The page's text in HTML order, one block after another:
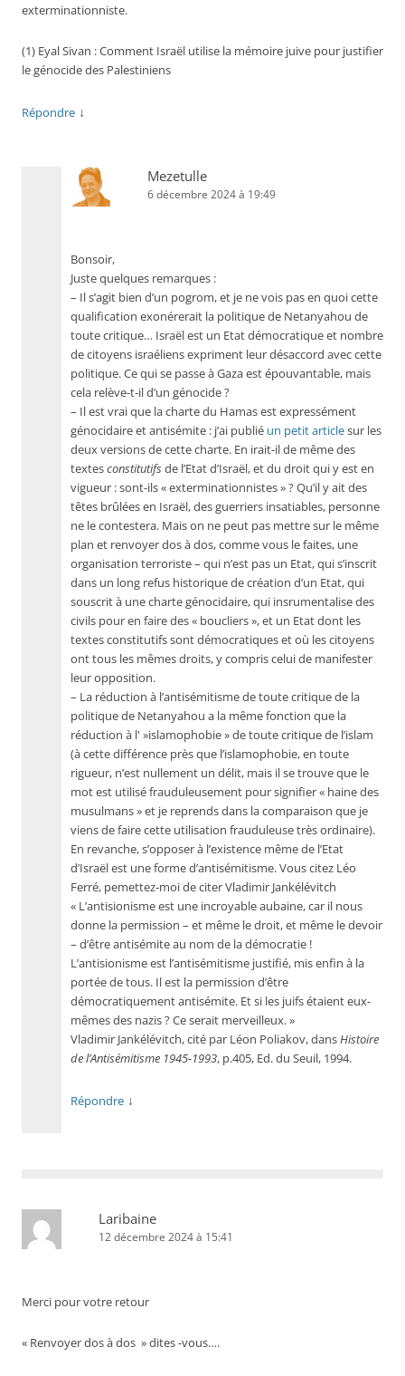
exterminationniste.
(1) Eyal Sivan : Comment Israël utilise la mémoire juive pour justifier
le génocide des Palestiniens
Répondre ↓
Mezetulle
6 décembre 2024 à 19:49
Bonsoir,
Juste quelques remarques :
– Il s’agit bien d’un pogrom, et je ne vois pas en quoi cette
qualification exonérerait la politique de Netanyahou de
toute critique… Israël est un Etat démocratique et nombre
de citoyens israéliens expriment leur désaccord avec cette
politique. Ce qui se passe à Gaza est épouvantable, mais
cela relève-t-il d’un génocide ?
– Il est vrai que la charte du Hamas est expressément
génocidaire et antisémite : j’ai publié un petit articlesur les
deux versions de cette charte. En irait-il de même des
textesconstitutifsde l’Etat d’Israël, et du droit qui y est en
vigueur : sont-ils « exterminationnistes » ? Qu’il y ait des
têtes brûlées en Israël, des guerriers insatiables, personne
ne le contestera. Mais on ne peut pas mettre sur le même
plan et renvoyer dos à dos, comme vous le faites, une
organisation terroriste – qui n’est pas un Etat, qui s’inscrit
dans un long refus historique de création d’un Etat, qui
souscrit à une charte génocidaire, qui insrumentalise des
civils pour en faire des « boucliers », et un Etat dont les
textes constitutifs sont démocratiques et où les citoyens
ont tous les mêmes droits, y compris celui de manifester
leur opposition.
– La réduction à l’antisémitisme de toute critique de la
politique de Netanyahou a la même fonction que la
réduction à l' »islamophobie » de toute critique de l’islam
(à cette différence près que l’islamophobie, en toute
rigueur, n’est nullement un délit, mais il se trouve que le
mot est utilisé frauduleusement pour signifier « haine des
musulmans » et je reprends dans la comparaison que je
viens de faire cette utilisation frauduleuse très ordinaire).
En revanche, s’opposer à l’existence même de l’Etat
d’Israël est une forme d’antisémitisme. Vous citez Léo
Ferré, pemettez-moi de citer Vladimir Jankélévitch
« L’antisionisme est une incroyable aubaine, car il nous
donne la permission – et même le droit, et même le devoir
– d’être antisémite au nom de la démocratie !
L’antisionisme est l’antisémitisme justifié, mis enfin à la
portée de tous. Il est la permission d’être
démocratiquement antisémite. Et si les juifs étaient eux-
mêmes des nazis ? Ce serait merveilleux. »
Vladimir Jankélévitch, cité par Léon Poliakov, dansHistoire
de l’Antisémitisme 1945-1993, p.405, Ed. du Seuil, 1994.
Répondre ↓
Laribaine
12 décembre 2024 à 15:41
Merci pour votre retour
« Renvoyer dos à dos » dites -vous….